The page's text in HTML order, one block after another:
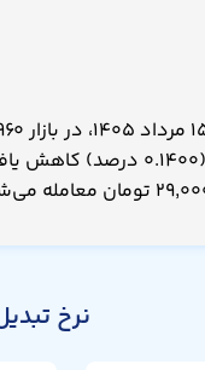
است که نسبت به دیروز ۴۰.۰
نرخ